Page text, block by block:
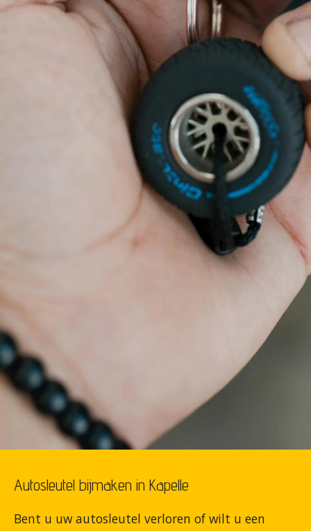
Autosleutel bijmaken in Kapelle
Bent u uw autosleutel verloren of wilt u een